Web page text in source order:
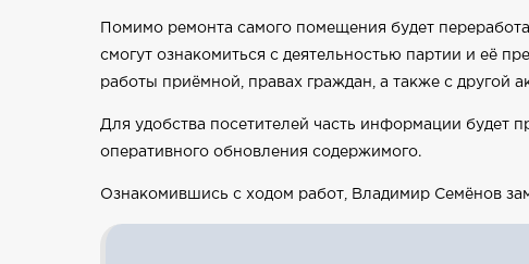
Помимо ремонта самого помещения будет
смогут ознакомиться с деятельностью партии и её
работы приёмной, правах граждан, а также с другой
Для удобства посетителей часть информации будет
оперативного обновления содержимого.
Ознакомившись с ходом работ, Владимир Семёнов